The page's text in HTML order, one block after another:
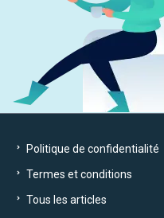
Politique de confidentialité
Termes et conditions
Tous les articles